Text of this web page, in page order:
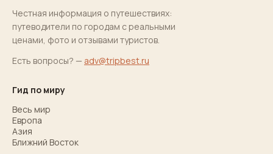
Честная информация о путешествиях:
путеводители по городам с реальными
ценами, фото и отзывами туристов.
Есть вопросы? — adv@tripbest.ru
Гид по миру
Весь мир
Европа
Азия
Ближний Восток